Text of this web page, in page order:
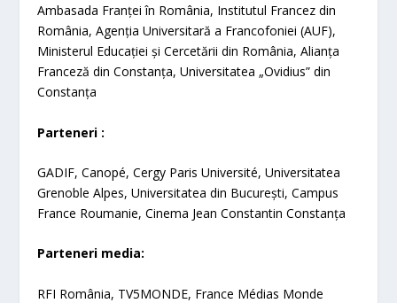
Ambasada Franței în România, Institutul Francez din
România, Agenția Universitară a Francofoniei (AUF),
Ministerul Educației și Cercetării din România, Alianța
Franceză din Constanța, Universitatea „Ovidius” din
Constanța
Parteneri :
GADIF, Canopé, Cergy Paris Université, Universitatea
Grenoble Alpes, Universitatea din București, Campus
France Roumanie, Cinema Jean Constantin Constanța
Parteneri media:
RFI România, TV5MONDE, France Médias Monde